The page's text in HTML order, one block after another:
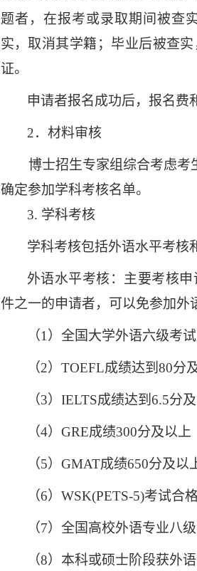
题者，在报考或录取期间被查
实，取消其学籍；毕业后被查
证。
申请者报名成功后，报名费
2．材料审核
博士招生专家组综合考虑考
确定参加学科考核名单。
3. 学科考核
学科考核包括外语水平考核
外语水平考核：主要考核
件之一的申请者，可以免参加外
（1 ）全国大学外语六级考
（2） TOEFL成绩达到 80分
（3） IELTS成绩达到 6.5分及
（4） GRE成绩300分及以上
（5） GMAT成绩650分及以
（6） WSK(PETS-5)考试合格
（7）全国高校外语专业八
（8）本科或硕士阶段获外